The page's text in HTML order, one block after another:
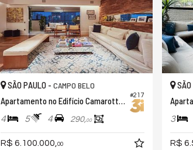
#217
SÃO PAULO - CAMPO BELO
Apartamento no Edifício Camarotte Campo Belo
4 5 4 290,00
R$ 6.100.000, 00
SÃO
3
R$